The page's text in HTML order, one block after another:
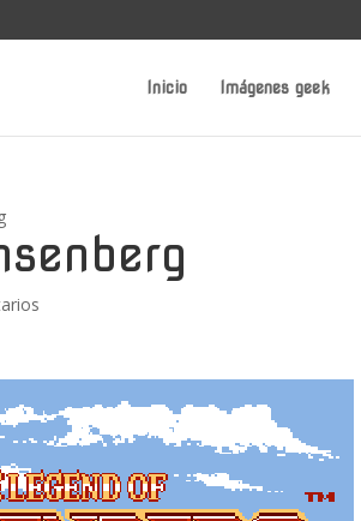
Inicio Imágenes geek